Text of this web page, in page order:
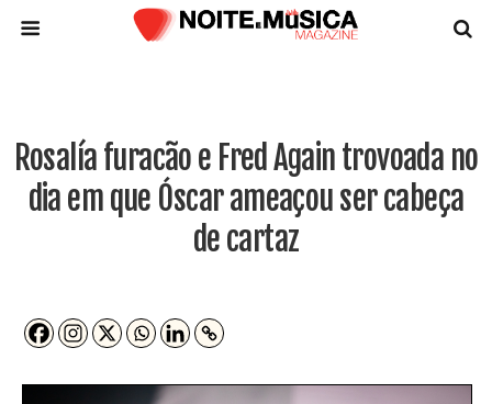
Rosalía furacão e Fred Again trovoada no
dia em que Óscar ameaçou ser cabeça
de cartaz